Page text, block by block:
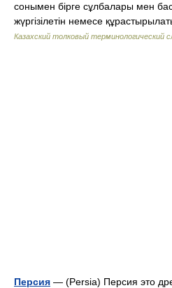
сонымен бірге сұлбалары мен
жүргізілетін немесе
Казахский толковый терминологический
Персия — (Persia) Персия это